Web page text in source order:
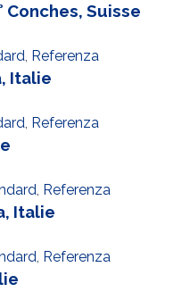
Conches, Suisse
, Referenza
Italie
, Referenza
, Referenza
Italie
, Referenza